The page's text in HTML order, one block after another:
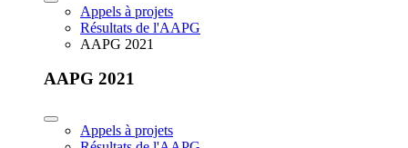
Appels à projets
Résultats de l'AAPG
AAPG 2021
AAPG 2021
Appels à projets